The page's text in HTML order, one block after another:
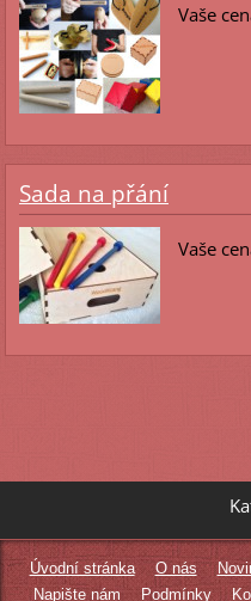
Vaše
Sada na přání
Vaše
Úvodní stránka O nás
Napište nám
Podmínky